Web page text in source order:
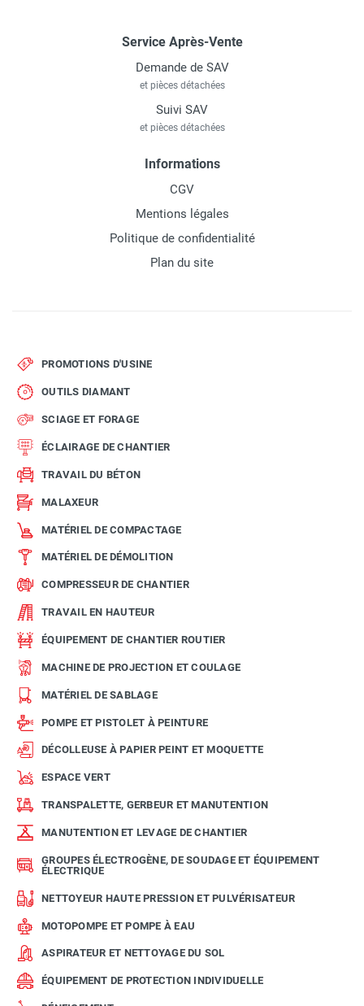
Service Après-Vente
Demande de SAV
et pièces détachées
Suivi SAV
et pièces détachées
Informations
CGV
Mentions légales
Politique de confidentialité
Plan du site
PROMOTIONS D'USINE
OUTILS DIAMANT
SCIAGE ET FORAGE
ÉCLAIRAGE DE CHANTIER
TRAVAIL DU BÉTON
MALAXEUR
MATÉRIEL DE COMPACTAGE
MATÉRIEL DE DÉMOLITION
COMPRESSEUR DE CHANTIER
TRAVAIL EN HAUTEUR
ÉQUIPEMENT DE CHANTIER ROUTIER
MACHINE DE PROJECTION ET COULAGE
MATÉRIEL DE SABLAGE
POMPE ET PISTOLET À PEINTURE
DÉCOLLEUSE À PAPIER PEINT ET MOQUETTE
ESPACE VERT
TRANSPALETTE, GERBEUR ET MANUTENTION
MANUTENTION ET LEVAGE DE CHANTIER
GROUPES ÉLECTROGÈNE, DE SOUDAGE ET ÉQUIPEMENT
ÉLECTRIQUE
NETTOYEUR HAUTE PRESSION ET PULVÉRISATEUR
MOTOPOMPE ET POMPE À EAU
ASPIRATEUR ET NETTOYAGE DU SOL
ÉQUIPEMENT DE PROTECTION INDIVIDUELLE